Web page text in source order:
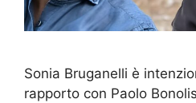
Sonia Bruganelli è
rapporto con Paolo